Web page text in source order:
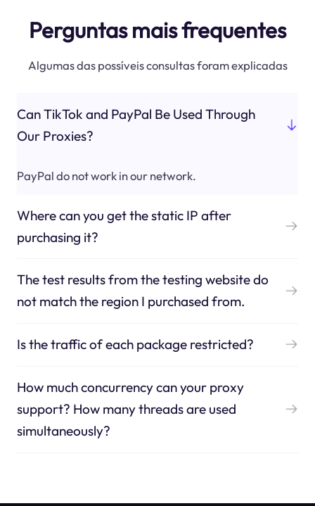
Perguntas mais frequentes
Algumas das possíveis consultas foram explicadas
Can TikTok and PayPal Be Used Through
Our Proxies?
PayPal do not work in our network.
Where can you get the static IP after
purchasing it?
The test results from the testing website do
not match the region I purchased from.
Is the traffic of each package restricted?
How much concurrency can your proxy
support? How many threads are used
simultaneously?